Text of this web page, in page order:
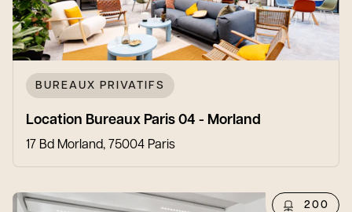
BUREAUX PRIVATIFS
Location Bureaux Paris 04 - Morland
17 Bd Morland, 75004 Paris
200